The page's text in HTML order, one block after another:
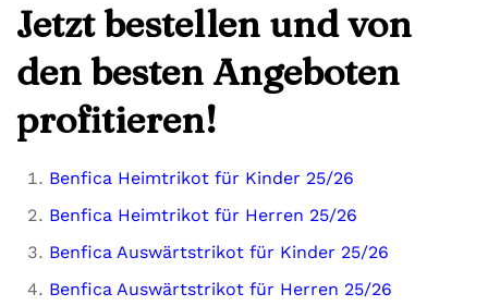
Jetzt bestellen und von
den besten Angeboten
profitieren!
Benfica Heimtrikot für Kinder 25/26
Benfica Heimtrikot für Herren 25/26
Benfica Auswärtstrikot für Kinder 25/26
Benfica Auswärtstrikot für Herren 25/26